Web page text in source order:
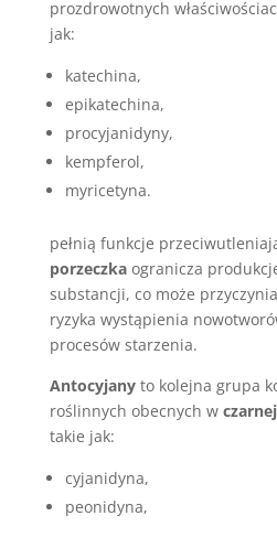
prozdrowotnych
jak:
katechina,
epikatechina,
procyjanidyny,
kempferol,
myricetyna.
pełnią funkcje
porzeczkaogranicza
substancji, co może
ryzyka wystąpienia
procesów starzenia.
Antocyjanyto kolejna grupa
roślinnych obecnych w
takie jak:
cyjanidyna,
peonidyna,